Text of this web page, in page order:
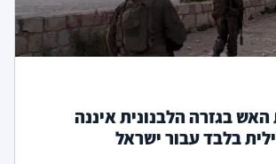
בגזרה הלבנונית איננה
בלבד עבור ישראל